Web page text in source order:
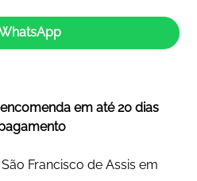
em até 20 dias
Francisco de Assis em